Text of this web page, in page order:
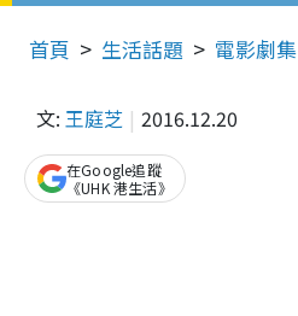
首頁 生活話題 電影劇集
文: 王庭芝 2016.12.20
在Google追蹤
《UHK 港生活》